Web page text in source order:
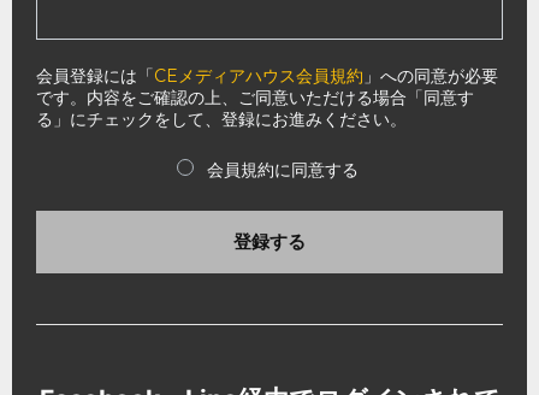
会員登録には「CEメディアハウス会員規約 」への同意が必要
です。内容をご確認の上、ご同意いただける場合「同意す
る」にチェックをして、登録にお進みください。
会員規約に同意する
登録する